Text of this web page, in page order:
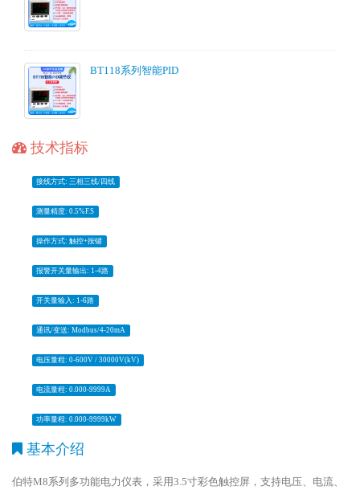
BT118系列智能PID
技术指标
接线方式: 三相三线/四线
测量精度: 0.5%F.S
操作方式: 触控+按键
报警开关量输出: 1-4路
开关量输入: 1-6路
通讯/变送: Modbus/4-20mA
电压量程: 0-600V / 30000V(kV)
电流量程: 0.000-9999A
功率量程: 0.000-9999kW
基本介绍
伯特M8系列多功能电力仪表，采用3.5寸彩色触控屏，支持电压、电流、